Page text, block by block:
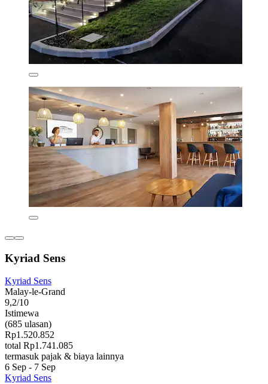
Kyriad Sens
Kyriad Sens
Malay-le-Grand
9,2/10
Istimewa
(685 ulasan)
Rp1.520.852
total Rp1.741.085
termasuk pajak & biaya lainnya
6 Sep - 7 Sep
Kyriad Sens